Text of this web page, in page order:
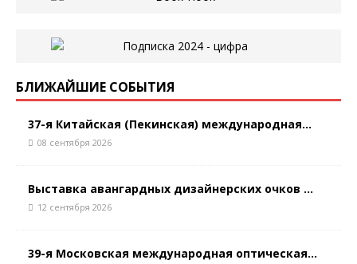
БЛИЖАЙШИЕ СОБЫТИЯ
37-я Китайская (Пекинская) международная...
08 сентября 2026
Выставка авангардных дизайнерских очков ...
12 сентября 2026
39-я Московская международная оптическая...